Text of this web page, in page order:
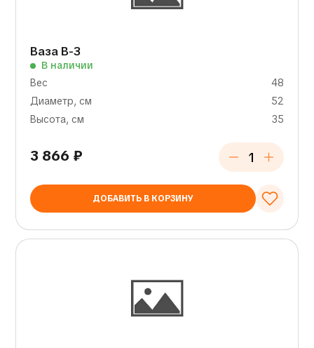
Ваза В-3
В наличии
Вес
48
Диаметр, см
52
Высота, см
35
3 866 ₽
ДОБАВИТЬ В КОРЗИНУ